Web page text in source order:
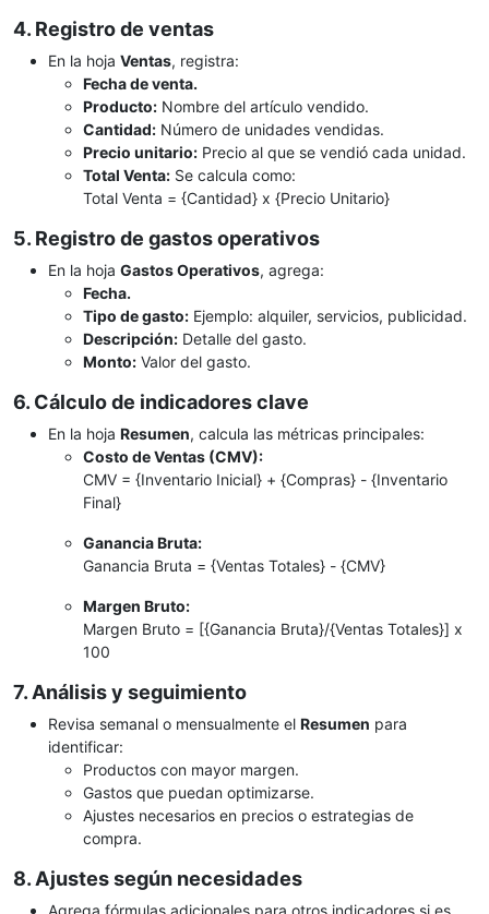
4. Registro de ventas
En la hoja Ventas, registra:
Fecha de venta.
Producto: Nombre del artículo vendido.
Cantidad: Número de unidades vendidas.
Precio unitario: Precio al que se vendió cada unidad.
Total Venta: Se calcula como:
Total Venta = {Cantidad} x {Precio Unitario}
5. Registro de gastos operativos
En la hoja Gastos Operativos, agrega:
Fecha.
Tipo de gasto: Ejemplo: alquiler, servicios, publicidad.
Descripción: Detalle del gasto.
Monto: Valor del gasto.
6. Cálculo de indicadores clave
En la hoja Resumen, calcula las métricas principales:
Costo de Ventas (CMV):
CMV = {Inventario Inicial} + {Compras} - {Inventario
Final}
Ganancia Bruta:
Ganancia Bruta = {Ventas Totales} - {CMV}
Margen Bruto:
Margen Bruto = [{Ganancia Bruta}/{Ventas Totales}] x
100
7. Análisis y seguimiento
Revisa semanal o mensualmente el Resumen para
identificar:
Productos con mayor margen.
Gastos que puedan optimizarse.
Ajustes necesarios en precios o estrategias de
compra.
8. Ajustes según necesidades